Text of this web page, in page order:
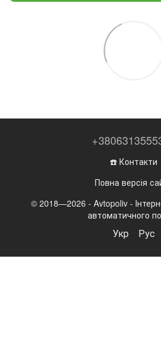
☎️ Контакти
Повна версія
© 2018—2026 - Avtopoliv -
автоматичного
Укр Рус